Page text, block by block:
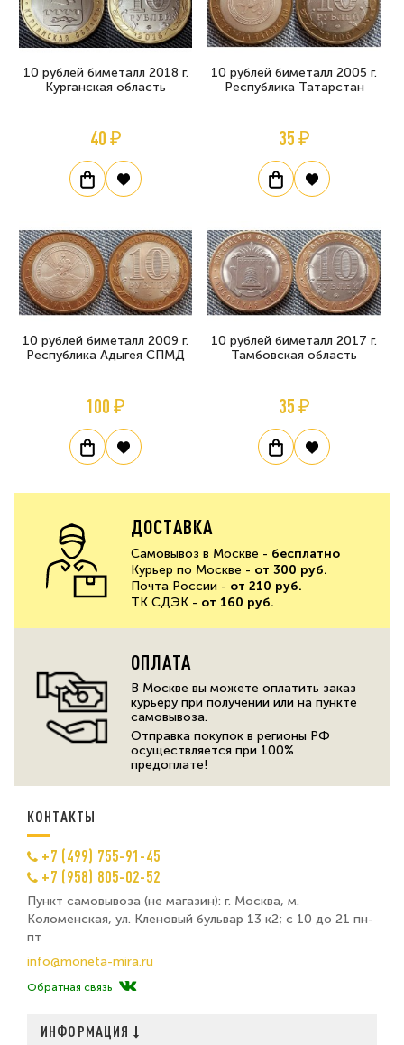
10 рублей биметалл 2018 г.
Курганская область
40 ₽
10 рублей биметалл 2005 г.
Республика Татарстан
35 ₽
10 рублей биметалл 2009 г.
Республика Адыгея СПМД
100 ₽
10 рублей биметалл 2017 г.
Тамбовская область
35 ₽
ДОСТАВКА
Самовывоз в Москве - бесплатно
Курьер по Москве - от 300 руб.
Почта России - от 210 руб.
ТК СДЭК - от 160 руб.
ОПЛАТА
В Москве вы можете оплатить заказ
курьеру при получении или на пункте
самовывоза.
Отправка покупок в регионы РФ
осуществляется при 100%
предоплате!
КОНТАКТЫ
+7 (499) 755-91-45
+7 (958) 805-02-52
Пункт самовывоза (не магазин): г. Москва, м.
Коломенская, ул. Кленовый бульвар 13 к2; с 10 до 21 пн-
пт
info@moneta-mira.ru
Обратная связь
ИНФОРМАЦИЯ